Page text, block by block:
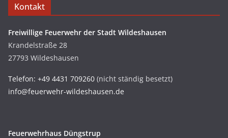
Kontakt
Freiwillige Feuerwehr der Stadt Wildeshausen
Krandelstraße 28
27793 Wildeshausen
Telefon: +49 4431 709260 (nicht ständig besetzt)
info@feuerwehr-wildeshausen.de
Feuerwehrhaus Düngstrup